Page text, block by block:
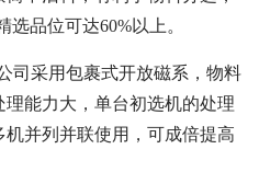
品位可达60%以上。
司采用包裹式开放磁系，物料
能力大，单台初选机的处理
并列并联使用，可成倍提高